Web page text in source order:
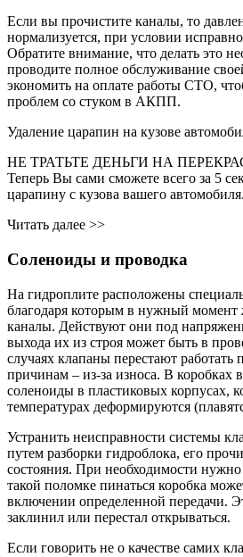
Если вы прочистите каналы, то
нормализуется, при условии
Обратите внимание, что делать это
проводите полное обслуживание
экономить на оплате работы СТО,
проблем со стуком в АКПП.
Удаление царапин на кузове
НЕ ТРАТЬТЕ ДЕНЬГИ НА
Теперь Вы сами сможете всего за 5
царапину с кузова вашего автомобиля.
Читать далее >>
Соленоиды и проводка
На гидроплите расположены
благодаря которым в нужный момент
каналы. Действуют они под
выхода их из строя может быть в
случаях клапаны перестают работать
причинам – из-за износа. В коробках
соленоиды в пластиковых корпусах,
температурах деформируются
Устранить неисправности системы
путем разборки гидроблока, его
состояния. При необходимости
такой поломке пинаться коробка
включении определенной передачи.
заклинил или перестал открываться.
Если говорить не о качестве самих